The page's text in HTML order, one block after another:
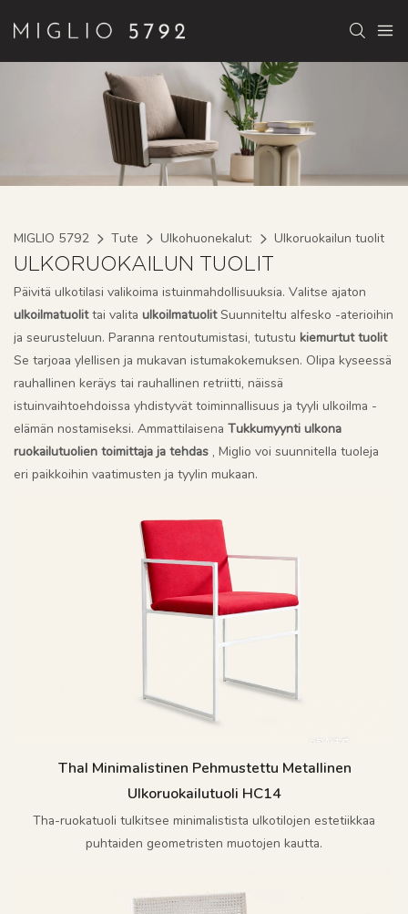
MIGLIO 5792 Tute Ulkohuonekalut: Ulkoruokailun tuolit
ULKORUOKAILUN TUOLIT
Päivitä ulkotilasi valikoima istuinmahdollisuuksia. Valitse ajaton
ulkoilmatuolittai valita ulkoilmatuolitSuunniteltu alfesko -aterioihin
ja seurusteluun. Paranna rentoutumistasi, tutustu kiemurtut tuolit
Se tarjoaa ylellisen ja mukavan istumakokemuksen. Olipa kyseessä
rauhallinen keräys tai rauhallinen retriitti, näissä
istuinvaihtoehdoissa yhdistyvät toiminnallisuus ja tyyli ulkoilma -
elämän nostamiseksi. Ammattilaisena Tukkumyynti ulkona
ruokailutuolien toimittaja ja tehdas , Miglio voi suunnitella tuoleja
eri paikkoihin vaatimusten ja tyylin mukaan.
Thal Minimalistinen Pehmustettu Metallinen
Ulkoruokailutuoli HC14
Tha-ruokatuoli tulkitsee minimalistista ulkotilojen estetiikkaa
puhtaiden geometristen muotojen kautta.